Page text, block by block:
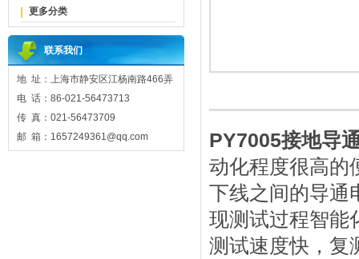
更多分类
联系我们
地 址：上海市静安区江杨南路466弄
电 话：86-021-56473713
传 真：021-56473709
邮 箱：1657249361@qq.com
PY7005接地导
动化程度很高的
下线之间的导通
现测试过程智能
测试速度快，复